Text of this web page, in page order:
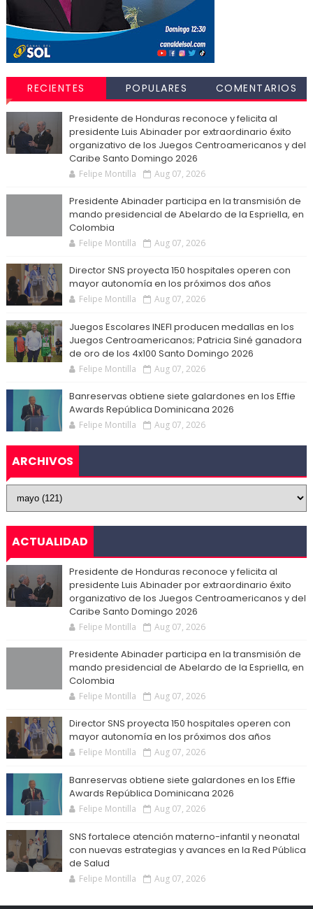
RECIENTES POPULARES COMENTARIOS
Presidente de Honduras reconoce y felicita al
presidente Luis Abinader por extraordinario éxito
organizativo de los Juegos Centroamericanos y del
Caribe Santo Domingo 2026
Felipe Montilla Aug 07, 2026
Presidente Abinader participa en la transmisión de
mando presidencial de Abelardo de la Espriella, en
Colombia
Felipe Montilla Aug 07, 2026
Director SNS proyecta 150 hospitales operen con
mayor autonomía en los próximos dos años
Felipe Montilla Aug 07, 2026
Juegos Escolares INEFI producen medallas en los
Juegos Centroamericanos; Patricia Siné ganadora
de oro de los 4x100 Santo Domingo 2026
Felipe Montilla Aug 07, 2026
Banreservas obtiene siete galardones en los Effie
Awards República Dominicana 2026
Felipe Montilla Aug 07, 2026
ARCHIVOS
ACTUALIDAD
Presidente de Honduras reconoce y felicita al
presidente Luis Abinader por extraordinario éxito
organizativo de los Juegos Centroamericanos y del
Caribe Santo Domingo 2026
Felipe Montilla Aug 07, 2026
Presidente Abinader participa en la transmisión de
mando presidencial de Abelardo de la Espriella, en
Colombia
Felipe Montilla Aug 07, 2026
Director SNS proyecta 150 hospitales operen con
mayor autonomía en los próximos dos años
Felipe Montilla Aug 07, 2026
Banreservas obtiene siete galardones en los Effie
Awards República Dominicana 2026
Felipe Montilla Aug 07, 2026
SNS fortalece atención materno-infantil y neonatal
con nuevas estrategias y avances en la Red Pública
de Salud
Felipe Montilla Aug 07, 2026